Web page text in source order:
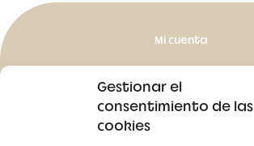
Gestionar el
consentimiento de las
cookies
Mi cuenta
Detalles de la cuenta